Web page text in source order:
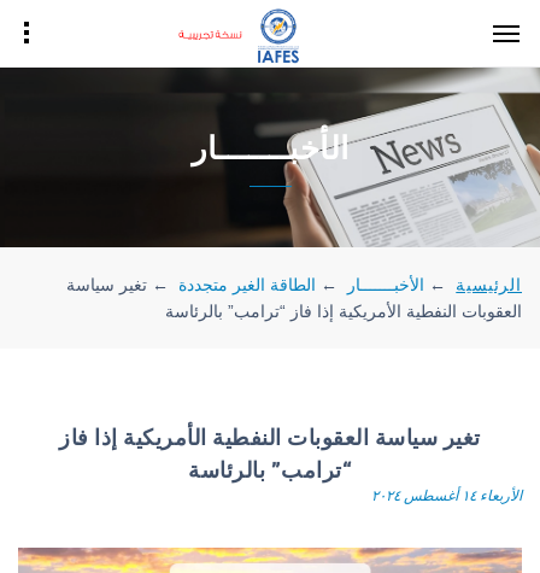
الأخبـــــــار
الرئيسية ← الأخبـــــــار ← الطاقة الغير متجددة ← تغير سياسة
العقوبات النفطية الأمريكية إذا فاز “ترامب” بالرئاسة
تغير سياسة العقوبات النفطية الأمريكية إذا فاز
“ترامب” بالرئاسة
الأربعاء ١٤ أغسطس ٢٠٢٤